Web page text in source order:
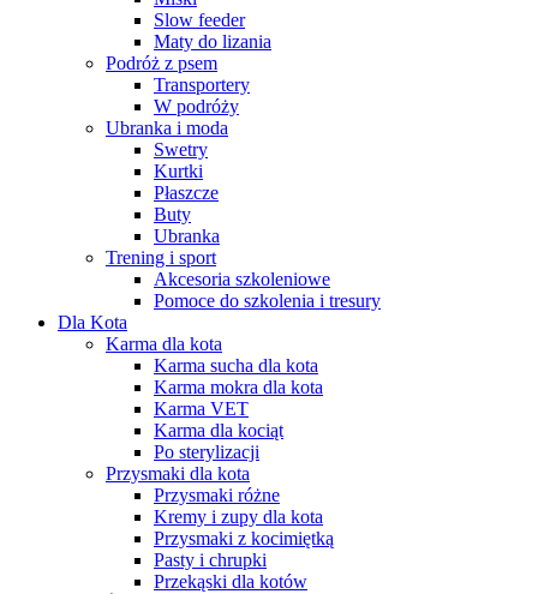
Slow feeder
Maty do lizania
Podróż z psem
Transportery
W podróży
Ubranka i moda
Swetry
Kurtki
Płaszcze
Buty
Ubranka
Trening i sport
Akcesoria szkoleniowe
Pomoce do szkolenia i tresury
Dla Kota
Karma dla kota
Karma sucha dla kota
Karma mokra dla kota
Karma VET
Karma dla kociąt
Po sterylizacji
Przysmaki dla kota
Przysmaki różne
Kremy i zupy dla kota
Przysmaki z kocimiętką
Pasty i chrupki
Przekąski dla kotów